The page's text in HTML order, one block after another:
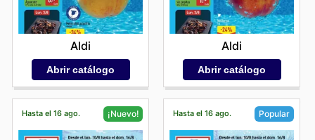
Aldi
Abrir catálogo
Aldi
Abrir catálogo
Hasta el 16 ago. ¡Nuevo! Hasta el 16 ago. Popular